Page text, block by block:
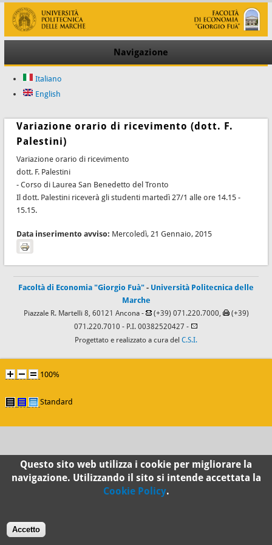
Navigazione
Italiano
English
Variazione orario di ricevimento (dott. F.
Palestini)
Variazione orario di ricevimento
dott. F. Palestini
- Corso di Laurea San Benedetto del Tronto
Il dott. Palestini riceverà gli studenti martedì 27/1 alle ore 14.15 -
15.15.
Data inserimento avviso: Mercoledì, 21 Gennaio, 2015
Facoltà di Economia "Giorgio Fuà" - Università Politecnica delle
Marche
Piazzale R. Martelli 8, 60121 Ancona - (+39) 071.220.7000,
(+39)
071.220.7010 - P.I. 00382520427 -
Progettato e realizzato a cura del C.S.I.
100%
Standard
Questo sito web utilizza i cookie per migliorare la
navigazione. Utilizzando il sito si intende accettata la
Cookie Policy.
Accetto